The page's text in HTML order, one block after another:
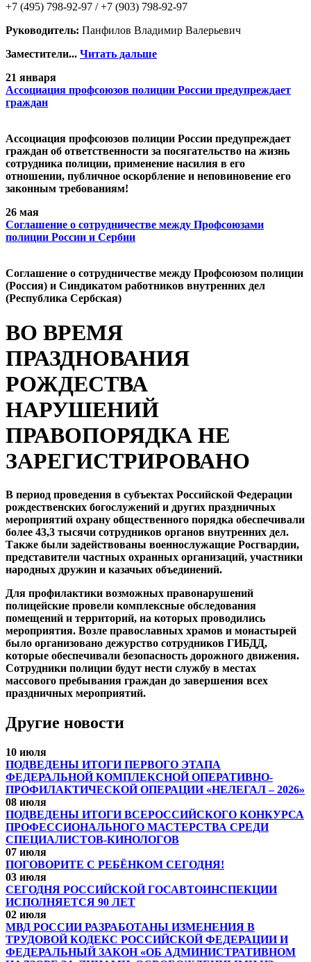
+7 (495) 798-92-97 / +7 (903) 798-92-97
Руководитель: Панфилов Владимир Валерьевич
Заместители... Читать дальше
21 января
Ассоциация профсоюзов полиции России предупреждает
граждан
Ассоциация профсоюзов полиции России предупреждает
граждан об ответственности за посягательство на жизнь
сотрудника полиции, применение насилия в его
отношении, публичное оскорбление и неповиновение его
законным требованиям!
26 мая
Cоглашение о сотрудничестве между Профсоюзами
полиции России и Сербии
Cоглашение о сотрудничестве между Профсоюзом полиции
(Россия) и Синдикатом работников внутренних дел
(Республика Сербская)
ВО ВРЕМЯ
ПРАЗДНОВАНИЯ
РОЖДЕСТВА
НАРУШЕНИЙ
ПРАВОПОРЯДКА НЕ
ЗАРЕГИСТРИРОВАНО
В период проведения в субъектах Российской Федерации
рождественских богослужений и других праздничных
мероприятий охрану общественного порядка обеспечивали
более 43,3 тысячи сотрудников органов внутренних дел.
Также были задействованы военнослужащие Росгвардии,
представители частных охранных организаций, участники
народных дружин и казачьих объединений.
Для профилактики возможных правонарушений
полицейские провели комплексные обследования
помещений и территорий, на которых проводились
мероприятия. Возле православных храмов и монастырей
было организовано дежурство сотрудников ГИБДД,
которые обеспечивали безопасность дорожного движения.
Сотрудники полиции будут нести службу в местах
массового пребывания граждан до завершения всех
праздничных мероприятий.
Другие новости
10 июля
ПОДВЕДЕНЫ ИТОГИ ПЕРВОГО ЭТАПА
ФЕДЕРАЛЬНОЙ КОМПЛЕКСНОЙ ОПЕРАТИВНО-
ПРОФИЛАКТИЧЕСКОЙ ОПЕРАЦИИ «НЕЛЕГАЛ – 2026»
08 июля
ПОДВЕДЕНЫ ИТОГИ ВСЕРОССИЙСКОГО КОНКУРСА
ПРОФЕССИОНАЛЬНОГО МАСТЕРСТВА СРЕДИ
СПЕЦИАЛИСТОВ-КИНОЛОГОВ
07 июля
ПОГОВОРИТЕ С РЕБЁНКОМ СЕГОДНЯ!
03 июля
СЕГОДНЯ РОССИЙСКОЙ ГОСАВТОИНСПЕКЦИИ
ИСПОЛНЯЕТСЯ 90 ЛЕТ
02 июля
МВД РОССИИ РАЗРАБОТАНЫ ИЗМЕНЕНИЯ В
ТРУДОВОЙ КОДЕКС РОССИЙСКОЙ ФЕДЕРАЦИИ И
ФЕДЕРАЛЬНЫЙ ЗАКОН «ОБ АДМИНИСТРАТИВНОМ